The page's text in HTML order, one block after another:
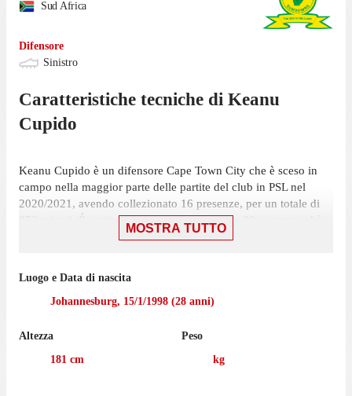
Sud Africa
Difensore
Sinistro
Caratteristiche tecniche di Keanu
Cupido
Keanu Cupido è un difensore Cape Town City che è sceso in
campo nella maggior parte delle partite del club in PSL nel
2020/2021, avendo collezionato 16 presenze, per un totale di
872 minuti. É partito titolare in 9 presenze su 30 giornate ed è
Town City: una vittoria per 3-1 contro Black Leopards, in cui
ha giocato solamente 6 minuti.
Cape Town City, realizzando 1 gol.
MOSTRA TUTTO
Luogo e Data di nascita
Johannesburg, 15/1/1998 (28 anni)
Altezza
181 cm
Peso
kg